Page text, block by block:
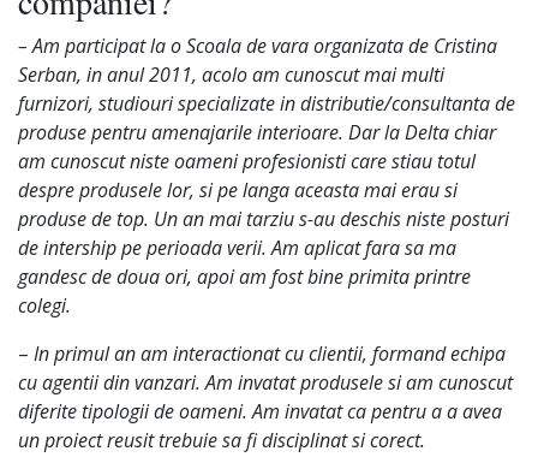
– Am participat la o Scoala de vara organizata de Cristina
Serban, in anul 2011, acolo am cunoscut mai multi
furnizori, studiouri specializate in distributie/consultanta de
produse pentru amenajarile interioare. Dar la Delta chiar
am cunoscut niste oameni profesionisti care stiau totul
despre produsele lor, si pe langa aceasta mai erau si
produse de top. Un an mai tarziu s-au deschis niste posturi
de intership pe perioada verii. Am aplicat fara sa ma
gandesc de doua ori, apoi am fost bine primita printre
colegi.
– In primul an am interactionat cu clientii, formand echipa
cu agentii din vanzari. Am invatat produsele si am cunoscut
diferite tipologii de oameni. Am invatat ca pentru a a avea
un proiect reusit trebuie sa fi disciplinat si corect.